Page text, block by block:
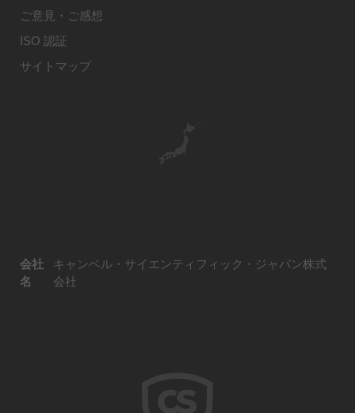
ご意見・ご感想
ISO 認証
サイトマップ
会社
名
キャンベル・サイエンティフィック・ジャパン株式
会社